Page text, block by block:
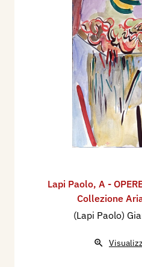
Lapi Paolo, A -
Collezione
(Lapi Paolo)